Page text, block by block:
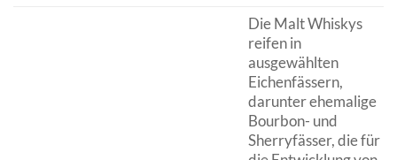
Die Malt Whiskys
reifen in
ausgewählten
Eichenfässern,
darunter ehemalige
Bourbon- und
Sherryfässer, die für